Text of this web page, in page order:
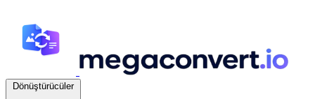
Dönüştürücüler